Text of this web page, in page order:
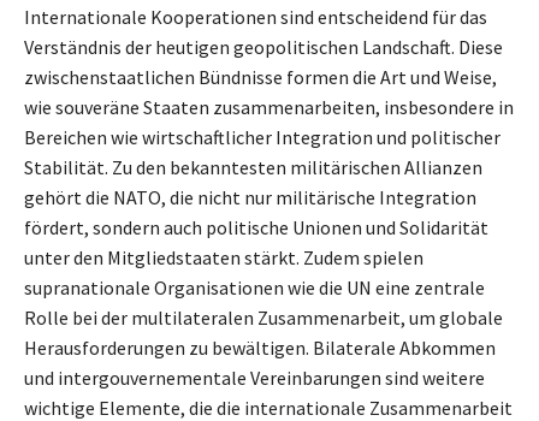
Internationale Kooperationen sind entscheidend für das
Verständnis der heutigen geopolitischen Landschaft. Diese
zwischenstaatlichen Bündnisse formen die Art und Weise,
wie souveräne Staaten zusammenarbeiten, insbesondere in
Bereichen wie wirtschaftlicher Integration und politischer
Stabilität. Zu den bekanntesten militärischen Allianzen
gehört die NATO, die nicht nur militärische Integration
fördert, sondern auch politische Unionen und Solidarität
unter den Mitgliedstaaten stärkt. Zudem spielen
supranationale Organisationen wie die UN eine zentrale
Rolle bei der multilateralen Zusammenarbeit, um globale
Herausforderungen zu bewältigen. Bilaterale Abkommen
und intergouvernementale Vereinbarungen sind weitere
wichtige Elemente, die die internationale Zusammenarbeit